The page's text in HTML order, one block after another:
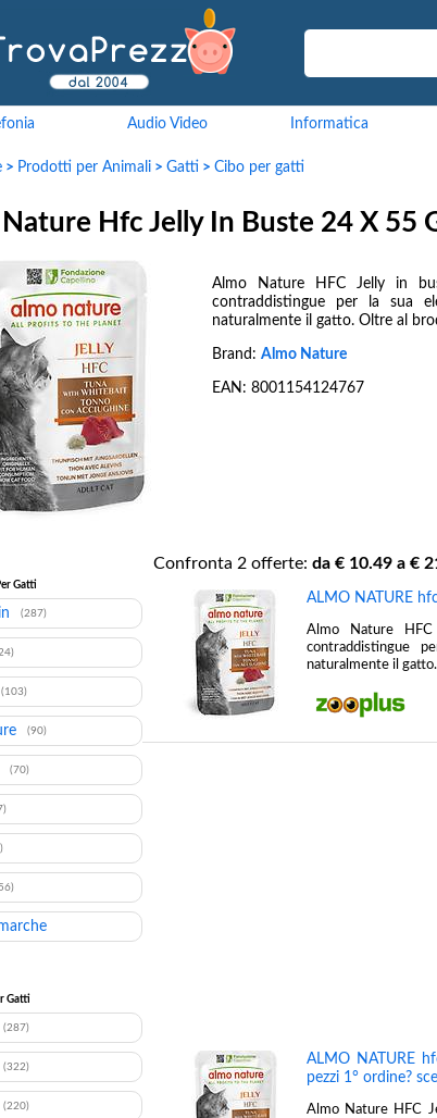
Audio Video Informatica
> Prodotti per Animali > Gatti > Cibo per gatti
Hfc Jelly In Buste 24 X 55
Almo Nature HFC Jelly in
contraddistingue per la sua
naturalmente il gatto. Oltre al
Brand: Almo Nature
EAN: 8001154124767
Gatti
(287)
(103)
(90)
(70)
Gatti
(287)
(322)
(220)
Confronta 2 offerte: da € 10.49 a €
ALMO NATURE
Almo Nature
contraddistingue
naturalmente il
ALMO NATURE
pezzi 1° ordine?
Almo Nature HFC